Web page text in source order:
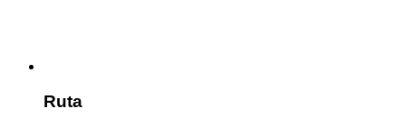
Ruta